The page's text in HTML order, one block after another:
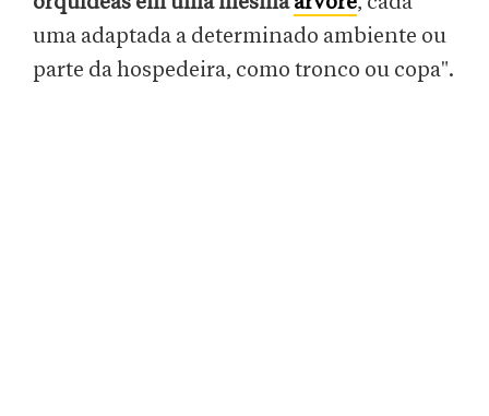
uma adaptada a determinado ambiente ou
parte da hospedeira, como tronco ou copa".